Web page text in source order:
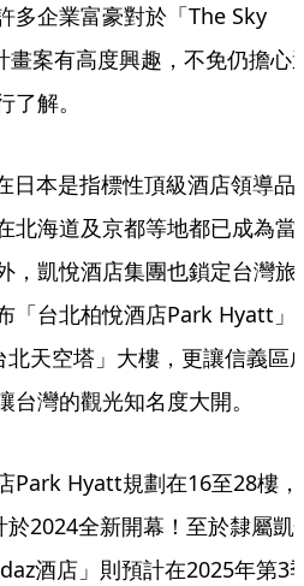
多企業富豪對於「The Sky
畫案有高度興趣，不免仍擔心
解。
日本是指標性頂級酒店領導品
北海道及京都等地都已成為當
，凱悅酒店集團也鎖定台灣旅
「台北柏悅酒店Park Hyatt」
天空塔」大樓，更讓信義區
灣的觀光知名度大開。
Park Hyatt規劃在16至28樓，
2024全新開幕！至於隸屬凱
酒店」則預計在2025年第3